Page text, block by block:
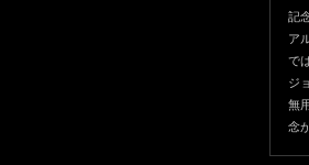
記
ア
で
ジ
無
念